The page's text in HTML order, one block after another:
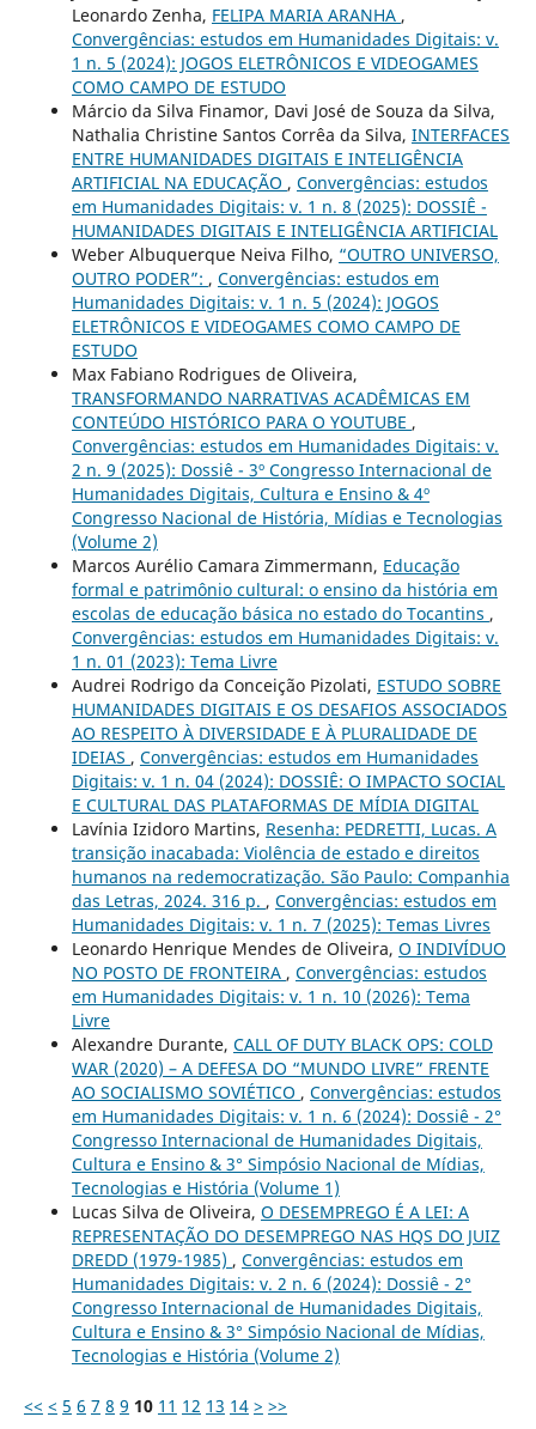
Leonardo Zenha, FELIPA MARIA ARANHA ,
Convergências: estudos em Humanidades Digitais: v.
1 n. 5 (2024): JOGOS ELETRÔNICOS E VIDEOGAMES
COMO CAMPO DE ESTUDO
Márcio da Silva Finamor, Davi José de Souza da Silva,
Nathalia Christine Santos Corrêa da Silva, INTERFACES
ENTRE HUMANIDADES DIGITAIS E INTELIGÊNCIA
ARTIFICIAL NA EDUCAÇÃO , Convergências: estudos
em Humanidades Digitais: v. 1 n. 8 (2025): DOSSIÊ -
HUMANIDADES DIGITAIS E INTELIGÊNCIA ARTIFICIAL
Weber Albuquerque Neiva Filho, “OUTRO UNIVERSO,
OUTRO PODER”: , Convergências: estudos em
Humanidades Digitais: v. 1 n. 5 (2024): JOGOS
ELETRÔNICOS E VIDEOGAMES COMO CAMPO DE
ESTUDO
Max Fabiano Rodrigues de Oliveira,
TRANSFORMANDO NARRATIVAS ACADÊMICAS EM
CONTEÚDO HISTÓRICO PARA O YOUTUBE ,
Convergências: estudos em Humanidades Digitais: v.
2 n. 9 (2025): Dossiê - 3º Congresso Internacional de
Humanidades Digitais, Cultura e Ensino & 4º
Congresso Nacional de História, Mídias e Tecnologias
(Volume 2)
Marcos Aurélio Camara Zimmermann, Educação
formal e patrimônio cultural: o ensino da história em
escolas de educação básica no estado do Tocantins ,
Convergências: estudos em Humanidades Digitais: v.
1 n. 01 (2023): Tema Livre
Audrei Rodrigo da Conceição Pizolati, ESTUDO SOBRE
HUMANIDADES DIGITAIS E OS DESAFIOS ASSOCIADOS
AO RESPEITO À DIVERSIDADE E À PLURALIDADE DE
IDEIAS , Convergências: estudos em Humanidades
Digitais: v. 1 n. 04 (2024): DOSSIÊ: O IMPACTO SOCIAL
E CULTURAL DAS PLATAFORMAS DE MÍDIA DIGITAL
Lavínia Izidoro Martins, Resenha: PEDRETTI, Lucas. A
transição inacabada: Violência de estado e direitos
humanos na redemocratização. São Paulo: Companhia
das Letras, 2024. 316 p. , Convergências: estudos em
Humanidades Digitais: v. 1 n. 7 (2025): Temas Livres
Leonardo Henrique Mendes de Oliveira, O INDIVÍDUO
NO POSTO DE FRONTEIRA , Convergências: estudos
em Humanidades Digitais: v. 1 n. 10 (2026): Tema
Livre
Alexandre Durante, CALL OF DUTY BLACK OPS: COLD
WAR (2020) – A DEFESA DO “MUNDO LIVRE” FRENTE
AO SOCIALISMO SOVIÉTICO , Convergências: estudos
em Humanidades Digitais: v. 1 n. 6 (2024): Dossiê - 2°
Congresso Internacional de Humanidades Digitais,
Cultura e Ensino & 3° Simpósio Nacional de Mídias,
Tecnologias e História (Volume 1)
Lucas Silva de Oliveira, O DESEMPREGO É A LEI: A
REPRESENTAÇÃO DO DESEMPREGO NAS HQS DO JUIZ
DREDD (1979-1985) , Convergências: estudos em
Humanidades Digitais: v. 2 n. 6 (2024): Dossiê - 2°
Congresso Internacional de Humanidades Digitais,
Cultura e Ensino & 3° Simpósio Nacional de Mídias,
Tecnologias e História (Volume 2)
<< < 5 6 7 8 9 10 11 12 13 14 > >>